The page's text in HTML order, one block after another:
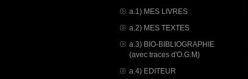
a.1) MES LIVRES
a.2) MES TEXTES
a.3) BIO-BIBLIOGRAPHIE
(avec traces d'O.G.M)
a.4) EDITEUR